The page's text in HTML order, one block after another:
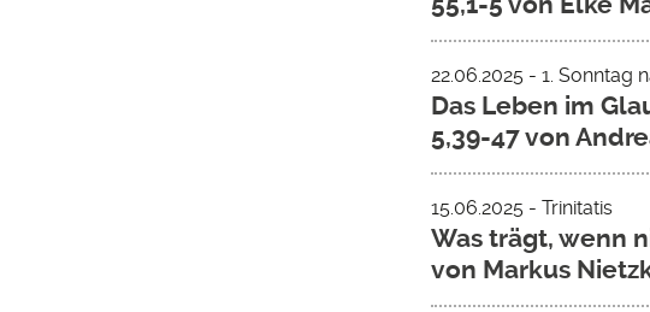
22.06.2025 - 1. Sonntag
Das Leben im
5,39-47 von
15.06.2025 - Trinitatis
Was trägt, wenn
von Markus